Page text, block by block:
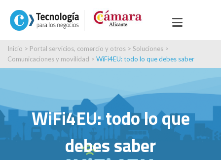
Inicio > Portal servicios, comercio y otros > Soluciones >
Comunicaciones y movilidad > WiFi4EU: todo lo que debes saber
WiFi4EU: todo lo que
debes saber